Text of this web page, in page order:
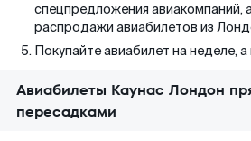
спецпредложения авиакомпаний,
распродажи авиабилетов из
Покупайте авиабилет на неделе,
Авиабилеты Каунас Лондон
пересадками